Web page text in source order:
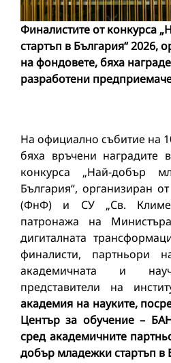
Финалистите от конкурса
стартъп в България“ 2026,
на фондовете, бяха
разработени
На официално събитие на
бяха връчени наградите
конкурса „Най-добър
България“, организиран
(ФнФ) и СУ „Св.
патронажа на
дигиталната
финалисти, партньори
академичната и
представители на
академия на науките,
Център за обучение –
сред академичните
добър младежки стартъп в